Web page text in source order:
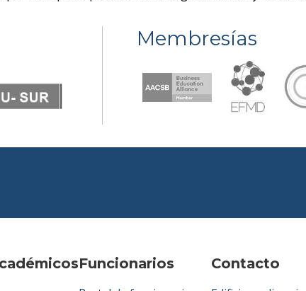
Membresías
Funcionarios Contacto